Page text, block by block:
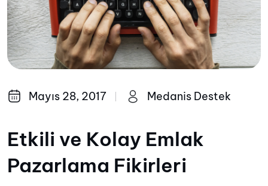
Mayıs 28, 2017 Medanis Destek
Etkili ve Kolay Emlak
Pazarlama Fikirleri